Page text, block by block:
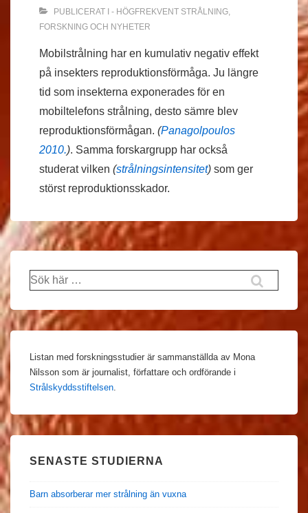
PUBLICERAT I - HÖGFREKVENT STRÅLNING,
FORSKNING OCH NYHETER
Mobilstrålning har en kumulativ negativ effekt
på insekters reproduktionsförmåga. Ju längre
tid som insekterna exponerades för en
mobiltelefons strålning, desto sämre blev
reproduktionsförmågan. (Panagolpoulos
2010.). Samma forskargrupp har också
studerat vilken (strålningsintensitet)som ger
störst reproduktionsskador.
Sök
efter:
Listan med forskningsstudier är sammanställda av Mona
Nilsson som är journalist, författare och ordförande i
Strålskyddsstiftelsen.
SENASTE STUDIERNA
Barn absorberar mer strålning än vuxna